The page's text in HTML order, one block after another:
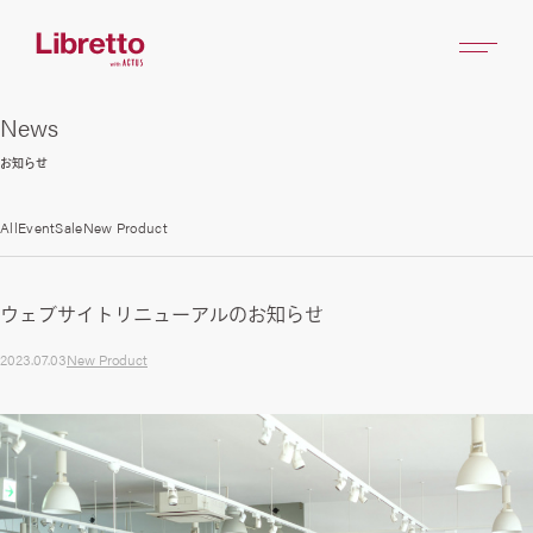
News
お知らせ
AllEventSaleNew Product
ウェブサイトリニューアルのお知らせ
2023.07.03New Product